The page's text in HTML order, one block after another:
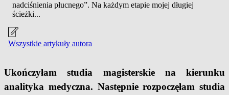
nadciśnienia płucnego”. Na każdym etapie mojej długiej
ścieżki...
Wszystkie artykuły autora
Ukończyłam studia magisterskie na kierunku
analityka medyczna. Następnie rozpoczęłam studia